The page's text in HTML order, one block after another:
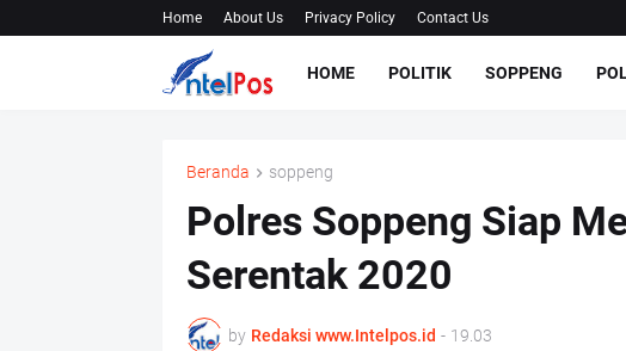
Home About Us Privacy Policy Contact Us
HOME POLITIK SOPPENG
Beranda soppeng
Polres Soppeng Siap
Serentak 2020
by Redaksi www.Intelpos.id - 19.03